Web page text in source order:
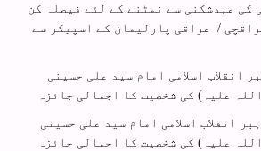
کی عہدشکنی سے نمٹنے کے لئے فیصلہ کن
/ عراقی پارلیمان کے اسپیکر سے
انقلاب اسلامی امام سید علی حسینی
علیہ) کی شخصیت کا اجمالی جائزہ
انقلاب اسلامی امام سید علی حسینی
علیہ) کی شخصیت کا اجمالی جائزہ